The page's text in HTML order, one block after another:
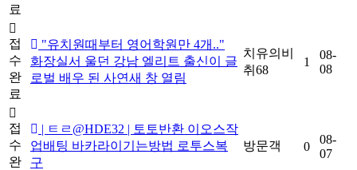
료
접
수
완
료
"유치원때부터 영어학원만 4개.."
화장실서 울던 강남 엘리트 출신이 글
로벌 배우 된 사연새 창 열림
치유의비
취68
1
08-
08
접
수
완
| ㅌㄹ@HDE32 | 토토반환 이오스작
업배팅 바카라이기는방법 로투스복
구
방문객 0
08-
07